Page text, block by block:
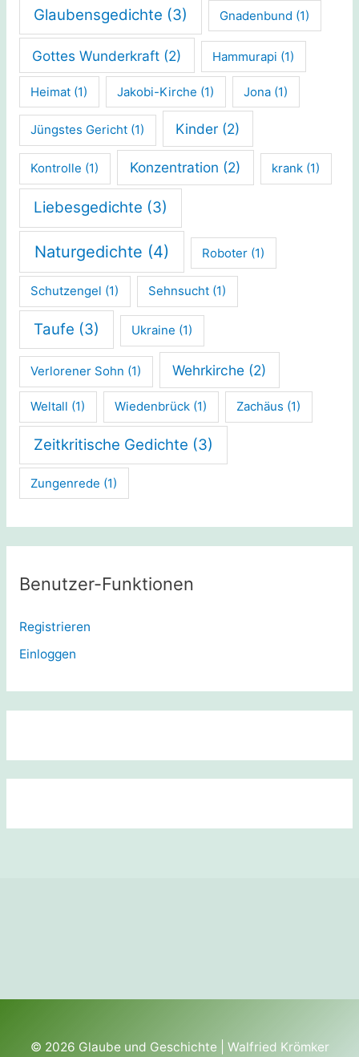
Glaubensgedichte (3) Gnadenbund (1)
Gottes Wunderkraft (2) Hammurapi (1)
Heimat (1) Jakobi-Kirche (1) Jona (1)
Jüngstes Gericht (1) Kinder (2)
Kontrolle (1) Konzentration (2) krank (1)
Liebesgedichte (3)
Naturgedichte (4) Roboter (1)
Schutzengel (1) Sehnsucht (1)
Taufe (3) Ukraine (1)
Verlorener Sohn (1) Wehrkirche (2)
Weltall (1) Wiedenbrück (1) Zachäus (1)
Zeitkritische Gedichte (3)
Zungenrede (1)
Benutzer-Funktionen
Registrieren
Einloggen
© 2026 Glaube und Geschichte | Walfried Krömker